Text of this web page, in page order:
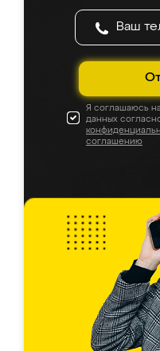
Я соглашаюсь
данных
соглашению